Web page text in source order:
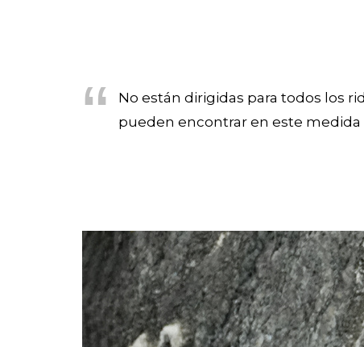
No están dirigidas para todos los
pueden encontrar en este medida